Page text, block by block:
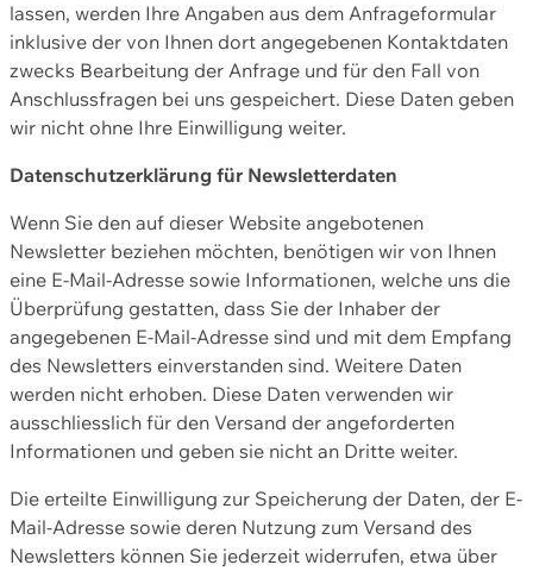
lassen, werden Ihre Angaben aus dem Anfrageformular
inklusive der von Ihnen dort angegebenen Kontaktdaten
zwecks Bearbeitung der Anfrage und für den Fall von
Anschlussfragen bei uns gespeichert. Diese Daten geben
wir nicht ohne Ihre Einwilligung weiter.
Datenschutzerklärung für Newsletterdaten
Wenn Sie den auf dieser Website angebotenen
Newsletter beziehen möchten, benötigen wir von Ihnen
eine E-Mail-Adresse sowie Informationen, welche uns die
Überprüfung gestatten, dass Sie der Inhaber der
angegebenen E-Mail-Adresse sind und mit dem Empfang
des Newsletters einverstanden sind. Weitere Daten
werden nicht erhoben. Diese Daten verwenden wir
ausschliesslich für den Versand der angeforderten
Informationen und geben sie nicht an Dritte weiter.
Die erteilte Einwilligung zur Speicherung der Daten, der E-
Mail-Adresse sowie deren Nutzung zum Versand des
Newsletters können Sie jederzeit widerrufen, etwa über